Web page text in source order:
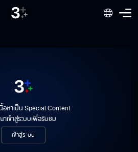
อหาเป็น Special Content
เข้าสู่ระบบเพื่อรับชม
เข้าสู่ระบบ
รักพิพากษา EP.2